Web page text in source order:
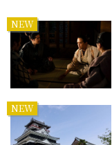
NEW
NEW